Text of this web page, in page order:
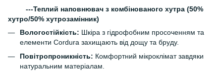
---Теплий наповнювач з комбінованого хутра (50%
хутро/50% хутрозамінник)
Вологостійкість: Шкіра з гідрофобним просоченням та
елементи Cordura захищають від дощу та бруду.
Повітропроникність: Комфортний мікроклімат завдяки
натуральним матеріалам.